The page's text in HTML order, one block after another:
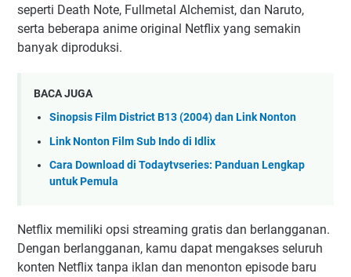
seperti Death Note, Fullmetal Alchemist, dan Naruto,
serta beberapa anime original Netflix yang semakin
banyak diproduksi.
BACA JUGA
Sinopsis Film District B13 (2004) dan Link Nonton
Link Nonton Film Sub Indo di Idlix
Cara Download di Todaytvseries: Panduan Lengkap
untuk Pemula
Netflix memiliki opsi streaming gratis dan berlangganan.
Dengan berlangganan, kamu dapat mengakses seluruh
konten Netflix tanpa iklan dan menonton episode baru